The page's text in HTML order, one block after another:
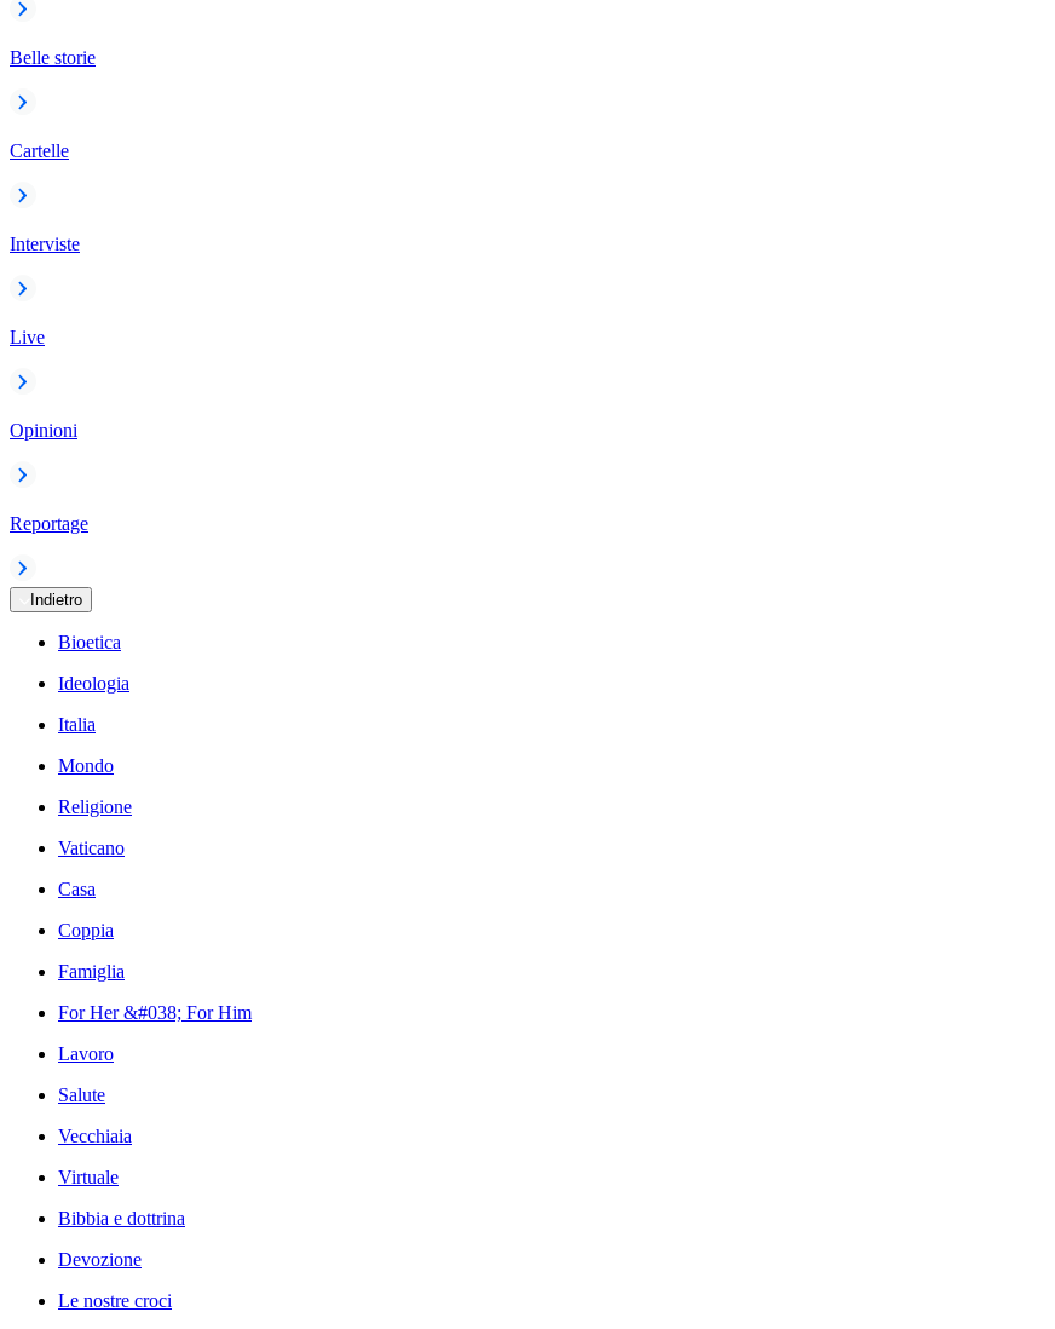
Belle storie
Cartelle
Interviste
Live
Opinioni
Reportage
Indietro
Bioetica
Ideologia
Italia
Mondo
Religione
Vaticano
Casa
Coppia
Famiglia
For Her &#038; For Him
Lavoro
Salute
Vecchiaia
Virtuale
Bibbia e dottrina
Devozione
Le nostre croci